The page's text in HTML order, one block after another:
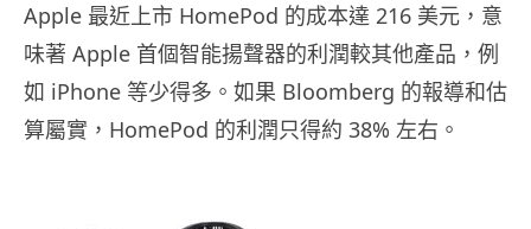
Apple 最近上市 HomePod 的成本達 216 美元，意
味著 Apple 首個智能揚聲器的利潤較其他產品，例
如 iPhone 等少得多。如果 Bloomberg 的報導和估
算屬實，HomePod 的利潤只得約 38% 左右。